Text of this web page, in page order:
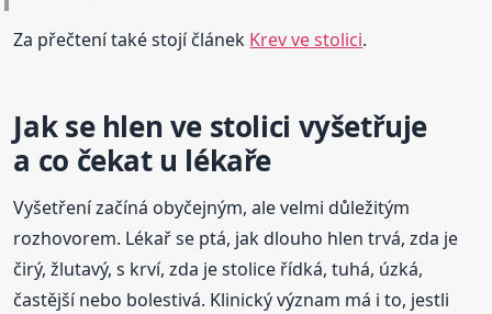
Za přečtení také stojí článek Krev ve stolici.
Jak se hlen ve stolici vyšetřuje
a co čekat u lékaře
Vyšetření začíná obyčejným, ale velmi důležitým
rozhovorem. Lékař se ptá, jak dlouho hlen trvá, zda je
čirý, žlutavý, s krví, zda je stolice řídká, tuhá, úzká,
častější nebo bolestivá. Klinický význam má i to, jestli